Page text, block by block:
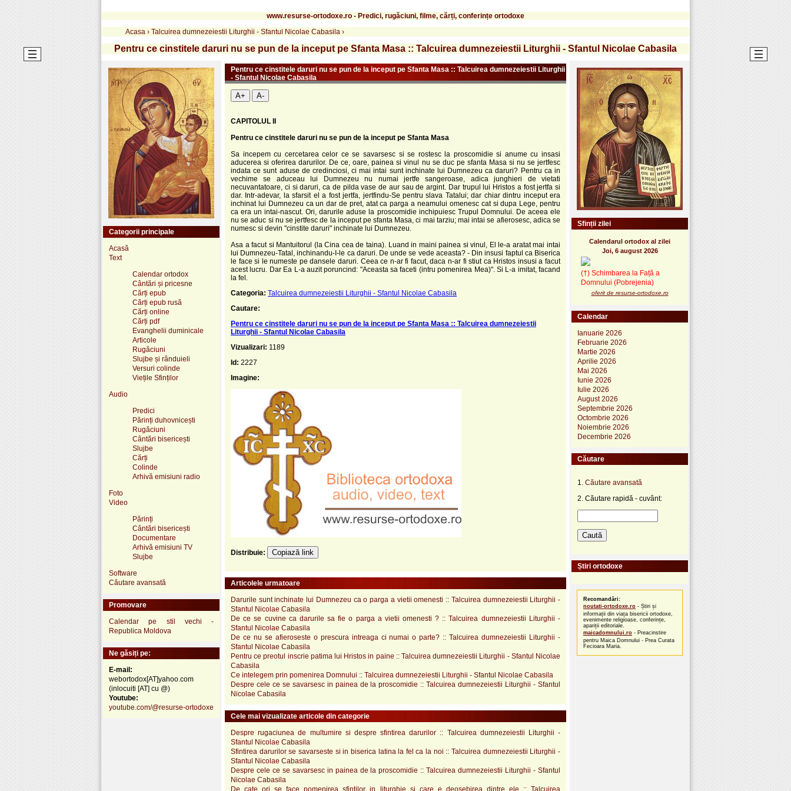
www.resurse-ortodoxe.ro - Predici, rugăciuni, filme, cărți, conferințe ortodoxe
Acasa › Talcuirea dumnezeiestii Liturghii - Sfantul Nicolae Cabasila ›
Pentru ce cinstitele daruri nu se pun de la inceput pe Sfanta Masa :: Talcuirea dumnezeiestii Liturghii - Sfantul Nicolae Cabasila
Pentru ce cinstitele daruri nu se pun de la inceput pe Sfanta Masa :: Talcuirea dumnezeiestii Liturghii
- Sfantul Nicolae Cabasila
A+ A-
CAPITOLUL II
Pentru ce cinstitele daruri nu se pun de la inceput pe Sfanta Masa
Sa incepem cu cercetarea celor ce se savarsesc si se rostesc la proscomidie si anume cu insasi
aducerea si oferirea darurilor. De ce, oare, painea si vinul nu se duc pe sfanta Masa si nu se jertfesc
indata ce sunt aduse de credinciosi, ci mai intai sunt inchinate lui Dumnezeu ca daruri? Pentru ca in
vechime se aduceau lui Dumnezeu nu numai jertfe sangeroase, adica junghieri de vietati
necuvantatoare, ci si daruri, ca de pilda vase de aur sau de argint. Dar trupul lui Hristos a fost jertfa si
dar. Intr-adevar, la sfarsit el a fost jertfa, jertfindu-Se pentru slava Tatalui; dar chiar dintru inceput era
inchinat lui Dumnezeu ca un dar de pret, atat ca parga a neamului omenesc cat si dupa Lege, pentru
ca era un intai-nascut. Ori, darurile aduse la proscomidie inchipuiesc Trupul Domnului. De aceea ele
nu se aduc si nu se jertfesc de la inceput pe sfanta Masa, ci mai tarziu; mai intai se afierosesc, adica se
numesc si devin "cinstite daruri" inchinate lui Dumnezeu.
Asa a facut si Mantuitorul (la Cina cea de taina). Luand in maini painea si vinul, El le-a aratat mai intai
lui Dumnezeu-Tatal, inchinandu-I-le ca daruri. De unde se vede aceasta? - Din insusi faptul ca Biserica
le face si le numeste pe dansele daruri. Ceea ce n-ar fi facut, daca n-ar fi stiut ca Hristos insusi a facut
acest lucru. Dar Ea L-a auzit poruncind: "Aceasta sa faceti (intru pomenirea Mea)". Si L-a imitat, facand
la fel.
Categoria: Talcuirea dumnezeiestii Liturghii - Sfantul Nicolae Cabasila
Cautare:
Pentru ce cinstitele daruri nu se pun de la inceput pe Sfanta Masa :: Talcuirea dumnezeiestii
Liturghii - Sfantul Nicolae Cabasila
Vizualizari: 1189
Id: 2227
Imagine:
Distribuie: Copiază link
Articolele urmatoare
Darurile sunt inchinate lui Dumnezeu ca o parga a vietii omenesti :: Talcuirea dumnezeiestii Liturghii -
Sfantul Nicolae Cabasila
De ce se cuvine ca darurile sa fie o parga a vietii omenesti ? :: Talcuirea dumnezeiestii Liturghii -
Sfantul Nicolae Cabasila
De ce nu se afieroseste o prescura intreaga ci numai o parte? :: Talcuirea dumnezeiestii Liturghii -
Sfantul Nicolae Cabasila
Pentru ce preotul inscrie patima lui Hristos in paine :: Talcuirea dumnezeiestii Liturghii - Sfantul Nicolae
Cabasila
Ce intelegem prin pomenirea Domnului :: Talcuirea dumnezeiestii Liturghii - Sfantul Nicolae Cabasila
Despre cele ce se savarsesc in painea de la proscomidie :: Talcuirea dumnezeiestii Liturghii - Sfantul
Nicolae Cabasila
Cele mai vizualizate articole din categorie
Despre rugaciunea de multumire si despre sfintirea darurilor :: Talcuirea dumnezeiestii Liturghii -
Sfantul Nicolae Cabasila
Sfintirea darurilor se savarseste si in biserica latina la fel ca la noi :: Talcuirea dumnezeiestii Liturghii -
Sfantul Nicolae Cabasila
Despre cele ce se savarsesc in painea de la proscomidie :: Talcuirea dumnezeiestii Liturghii - Sfantul
Nicolae Cabasila
De cate ori se face pomenirea sfintilor in liturghie si care e deosebirea dintre ele :: Talcuirea
Categorii principale
Acasă
Text
Calendar ortodox
Cântări și pricesne
Cărți epub
Cărți epub rusă
Cărți online
Cărți pdf
Evanghelii duminicale
Articole
Rugăciuni
Slujbe și rânduieli
Versuri colinde
Viețile Sfinților
Audio
Predici
Părinți duhovnicești
Rugăciuni
Cântări bisericești
Slujbe
Cărți
Colinde
Arhivă emisiuni radio
Foto
Video
Părinți
Cântări bisericești
Documentare
Arhivă emisiuni TV
Slujbe
Software
Căutare avansată
Promovare
Calendar pe stil vechi -
Republica Moldova
Ne găsiți pe:
E-mail:
webortodox[AT]yahoo.com
(inlocuiti [AT] cu @)
Youtube:
youtube.com/@resurse-ortodoxe
Sfinții zilei
Calendarul ortodox al zilei
Joi, 6 august 2026
(†) Schimbarea la Față a
Domnului (Pobrejenia)
oferit de resurse-ortodoxe.ro
Calendar
Ianuarie 2026
Februarie 2026
Martie 2026
Aprilie 2026
Mai 2026
Iunie 2026
Iulie 2026
August 2026
Septembrie 2026
Octombrie 2026
Noiembrie 2026
Decembrie 2026
Căutare
1. Căutare avansată
2. Căutare rapidă - cuvânt:
Știri ortodoxe
Recomandări:
noutati-ortodoxe.ro - Știri și
informații din viața bisericii ortodoxe,
evenimente religioase, conferințe,
apariții editoriale.
maicadomnului.ro - Preacinstire
pentru Maica Domnului - Prea Curata
Fecioara Maria.